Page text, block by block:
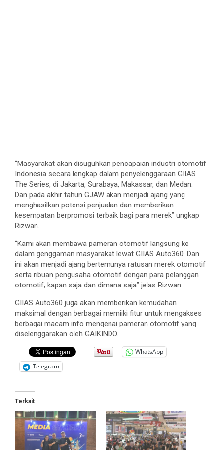
“Masyarakat akan disuguhkan pencapaian industri otomotif
Indonesia secara lengkap dalam penyelenggaraan GIIAS
The Series, di Jakarta, Surabaya, Makassar, dan Medan.
Dan pada akhir tahun GJAW akan menjadi ajang yang
menghasilkan potensi penjualan dan memberikan
kesempatan berpromosi terbaik bagi para merek” ungkap
Rizwan.
“Kami akan membawa pameran otomotif langsung ke
dalam genggaman masyarakat lewat GIIAS Auto360. Dan
ini akan menjadi ajang bertemunya ratusan merek otomotif
serta ribuan pengusaha otomotif dengan para pelanggan
otomotif, kapan saja dan dimana saja” jelas Rizwan.
GIIAS Auto360 juga akan memberikan kemudahan
maksimal dengan berbagai memiiki fitur untuk mengakses
berbagai macam info mengenai pameran otomotif yang
diselenggarakan oleh GAIKINDO.
WhatsApp
Telegram
Terkait